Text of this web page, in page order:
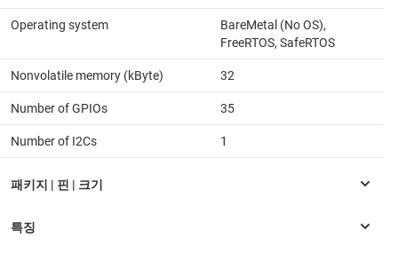
Operating system
BareMetal (No OS),
FreeRTOS, SafeRTOS
Nonvolatile memory (kByte) 32
Number of GPIOs 35
Number of I2Cs 1